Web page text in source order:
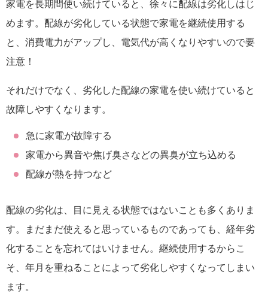
家電を長期間使い続けていると、徐々に配線は劣化しはじ
めます。配線が劣化している状態で家電を継続使用する
と、消費電力がアップし、電気代が高くなりやすいので要
注意！
それだけでなく、劣化した配線の家電を使い続けていると
故障しやすくなります。
急に家電が故障する
家電から異音や焦げ臭さなどの異臭が立ち込める
配線が熱を持つなど
配線の劣化は、目に見える状態ではないことも多くありま
す。まだまだ使えると思っているものであっても、経年劣
化することを忘れてはいけません。継続使用するからこ
そ、年月を重ねることによって劣化しやすくなってしまい
ます。